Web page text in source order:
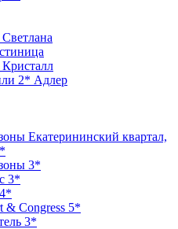
2* Адлер
Екатерининский квартал,
3*
3*
& Congress 5*
3*